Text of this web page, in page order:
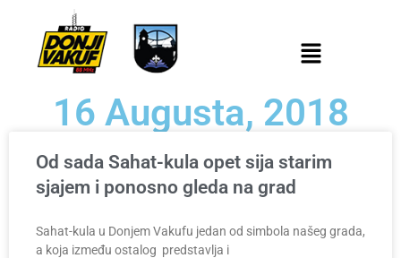
16 Augusta, 2018
Od sada Sahat-kula opet sija starim
sjajem i ponosno gleda na grad
Sahat-kula u Donjem Vakufu jedan od simbola našeg grada,
a koja između ostalog predstavlja i